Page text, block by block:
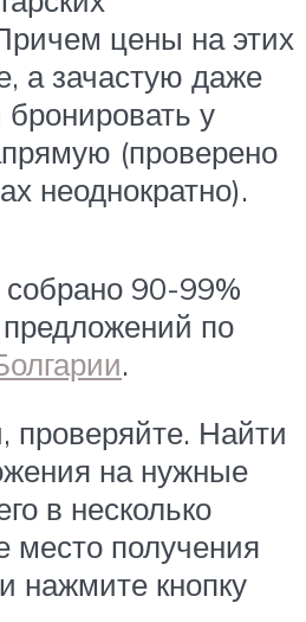
цены на этих
а зачастую даже
у
(проверено
неоднократно).
собрано 90-99%
по
.
проверяйте. Найти
на нужные
в несколько
место получения
нажмите кнопку